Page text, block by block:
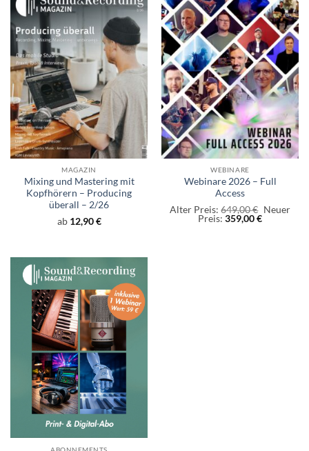
MAGAZIN
Mixing und Mastering mit
Kopfhörern – Producing
überall – 2/26
ab 12,90€
WEBINARE
Webinare 2026 – Full
Access
Alter Preis: 649,00€ Neuer
Preis: 359,00€Aktueller